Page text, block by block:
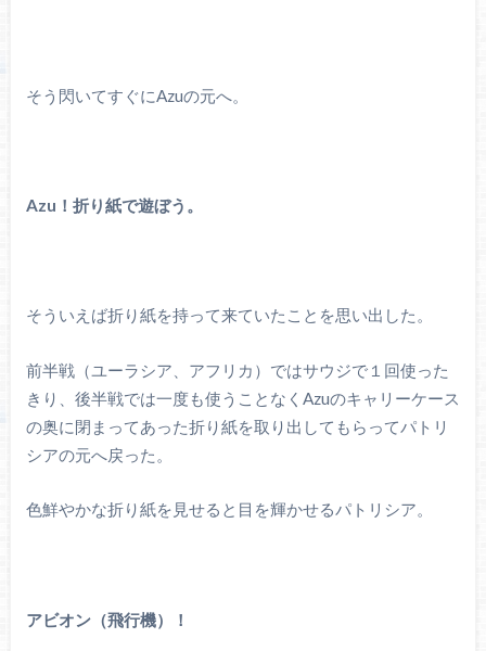
そう閃いてすぐにAzuの元へ。
Azu！折り紙で遊ぼう。
そういえば折り紙を持って来ていたことを思い出した。
前半戦（ユーラシア、アフリカ）ではサウジで１回使った
きり、後半戦では一度も使うことなくAzuのキャリーケース
の奥に閉まってあった折り紙を取り出してもらってパトリ
シアの元へ戻った。
色鮮やかな折り紙を見せると目を輝かせるパトリシア。
アビオン（飛行機）！